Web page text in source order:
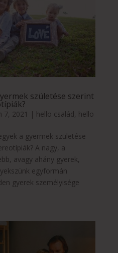
születése szerint
7, 2021 | hello család, hello
a gyermek születése
A nagy, a
avagy ahány gyerek,
egyformán
gyerek személyisége